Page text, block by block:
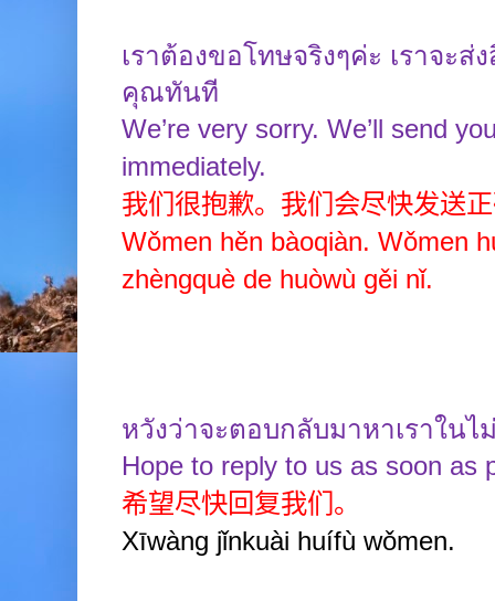
เราต้องขอโทษจริงๆค่ะ เราจะ
คุณทันที
We’re very sorry. We’ll send
immediately.
我们很抱歉。我们会尽快发送
Wǒmen hěn bàoqiàn. Wǒmen
zhèngquè de huòwù gěi nǐ.
หวังว่าจะตอบกลับมาหาเราในไ
Hope to reply to us as soon as
希望尽快回复我们。
Xīwàng jǐnkuài huífù wǒmen.